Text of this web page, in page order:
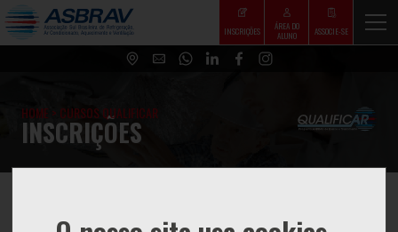
INSCRIÇÕES ÁREA DO
ALUNO ASSOCIE-SE
HOME > CURSOS QUALIFICAR
INSCRIÇÕES